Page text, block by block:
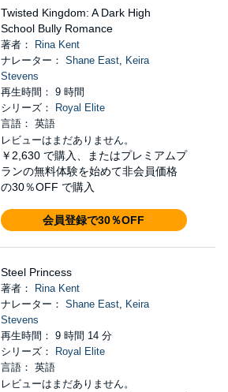
Twisted Kingdom: A Dark High
School Bully Romance
著者：
Rina Kent
ナレーター： Shane East, Keira
Stevens
再生時間： 9 時間
シリーズ：
Royal Elite
言語： 英語
レビューはまだありません。
￥2,630 で購入、またはプレミアムプ
ランの無料体験を始めて非会員価格
の30％OFF で購入
会員登録で30％OFF
Steel Princess
著者：
Rina Kent
ナレーター： Shane East, Keira
Stevens
再生時間： 9 時間 14 分
シリーズ：
Royal Elite
言語： 英語
レビューはまだありません。